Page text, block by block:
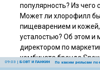
09:03 | БОВТ И ПАНКИН По каким рельсам
популярность? Из чего
Может ли хлорофилл
пищеварением и
усталостью? Об этом и
директором по
комбината бренда